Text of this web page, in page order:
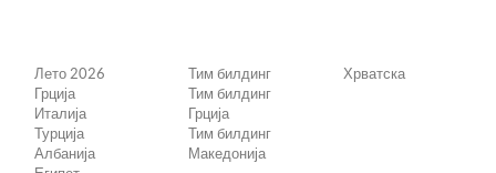
Лето 2026
Грција
Италија
Турција
Албанија
Тим билдинг
Тим билдинг
Грција
Тим билдинг
Македонија
Хрватска